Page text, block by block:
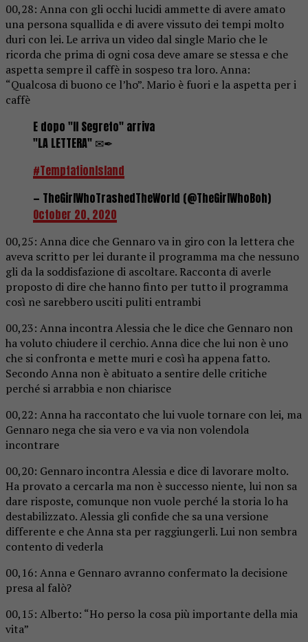
00,28: Anna con gli occhi lucidi ammette di avere amato
una persona squallida e di avere vissuto dei tempi molto
duri con lei. Le arriva un video dal single Mario che le
ricorda che prima di ogni cosa deve amare se stessa e che
aspetta sempre il caffè in sospeso tra loro. Anna:
“Qualcosa di buono ce l’ho”. Mario è fuori e la aspetta per i
caffè
E dopo "Il Segreto" arriva
"LA LETTERA" ✉✒
#TemptationIsland
— TheGirlWhoTrashedTheWorld (@TheGirlWhoBoh)
October 20, 2020
00,25: Anna dice che Gennaro va in giro con la lettera che
aveva scritto per lei durante il programma ma che nessuno
gli da la soddisfazione di ascoltare. Racconta di averle
proposto di dire che hanno finto per tutto il programma
così ne sarebbero usciti puliti entrambi
00,23: Anna incontra Alessia che le dice che Gennaro non
ha voluto chiudere il cerchio. Anna dice che lui non è uno
che si confronta e mette muri e così ha appena fatto.
Secondo Anna non è abituato a sentire delle critiche
perché si arrabbia e non chiarisce
00,22: Anna ha raccontato che lui vuole tornare con lei, ma
Gennaro nega che sia vero e va via non volendola
incontrare
00,20: Gennaro incontra Alessia e dice di lavorare molto.
Ha provato a cercarla ma non è successo niente, lui non sa
dare risposte, comunque non vuole perché la storia lo ha
destabilizzato. Alessia gli confide che sa una versione
differente e che Anna sta per raggiungerli. Lui non sembra
contento di vederla
00,16: Anna e Gennaro avranno confermato la decisione
presa al falò?
00,15: Alberto: “Ho perso la cosa più importante della mia
vita”